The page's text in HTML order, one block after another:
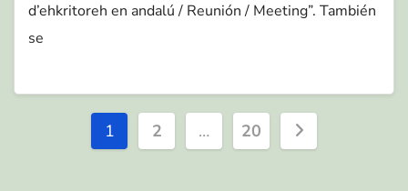
d’ehkritoreh en andalú / Reunión / Meeting”. También
se
Paginación
1 2 … 20